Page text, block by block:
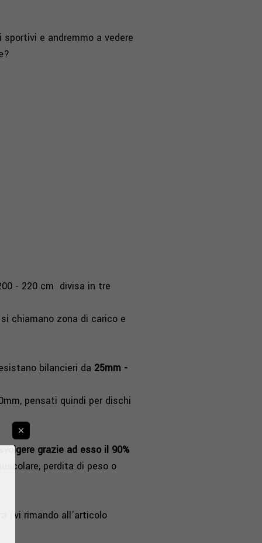
e andremmo a vedere
- 220 cm divisa in tre
chiamano zona di carico e
bilancieri da 25mm -
pensati quindi per dischi
grazie ad esso il 90%
perdita di peso o
(vi rimando all'articolo